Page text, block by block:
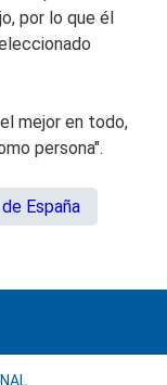
por lo que él
mejor en todo,
persona".
España